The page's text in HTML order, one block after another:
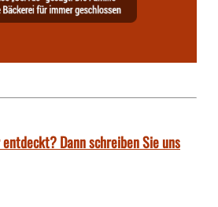
Dann schreiben Sie uns